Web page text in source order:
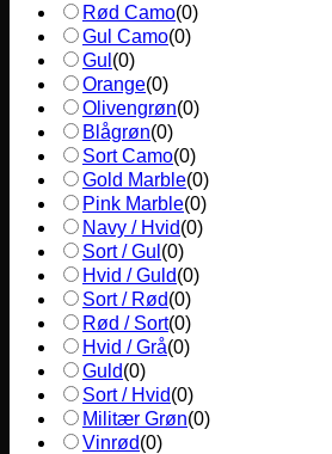
Rød Camo(0)
Gul Camo(0)
Gul (0)
Orange(0)
Olivengrøn(0)
Blågrøn(0)
Sort Camo(0)
Gold Marble(0)
Pink Marble(0)
Navy / Hvid(0)
Sort / Gul (0)
Hvid / Guld(0)
Sort / Rød(0)
Rød / Sort(0)
Hvid / Grå(0)
Guld(0)
Sort / Hvid(0)
Militær Grøn(0)
Vinrød(0)